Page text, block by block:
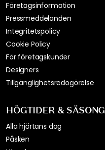
Företagsinformation
Pressmeddelanden
Integritetspolicy
Cookie Policy
För företagskunder
Designers
Tillgänglighetsredogörelse
HÖGTIDER & SÄSONG
Alla hjärtans dag
Påsken